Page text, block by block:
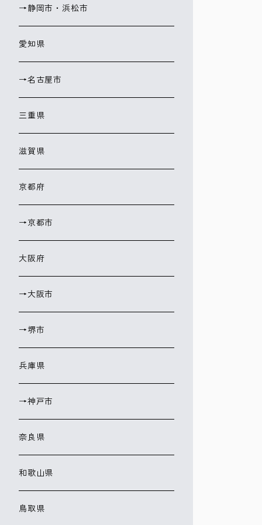
→静岡市・浜松市
愛知県
→名古屋市
三重県
滋賀県
京都府
→京都市
大阪府
→大阪市
→堺市
兵庫県
→神戸市
奈良県
和歌山県
鳥取県